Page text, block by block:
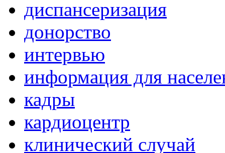
диспансеризация
донорство
интервью
информация для
кадры
кардиоцентр
клинический случай